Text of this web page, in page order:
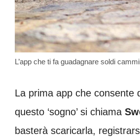
L’app che ti fa guadagnare soldi
La prima app che consente
questo ‘sogno’ si chiama
basterà scaricarla,